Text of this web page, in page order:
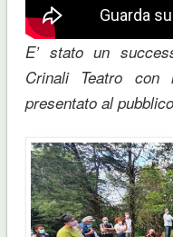
E’ stato un
Crinali Teatro con
presentato al